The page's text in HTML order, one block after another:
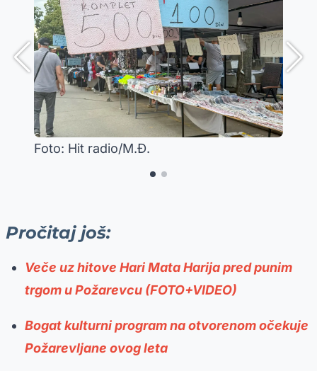
Foto: Hit radio/M.Đ.
Pročitaj još:
Veče uz hitove Hari Mata Harija pred punim
trgom u Požarevcu (FOTO+VIDEO)
Bogat kulturni program na otvorenom očekuje
Požarevljane ovog leta